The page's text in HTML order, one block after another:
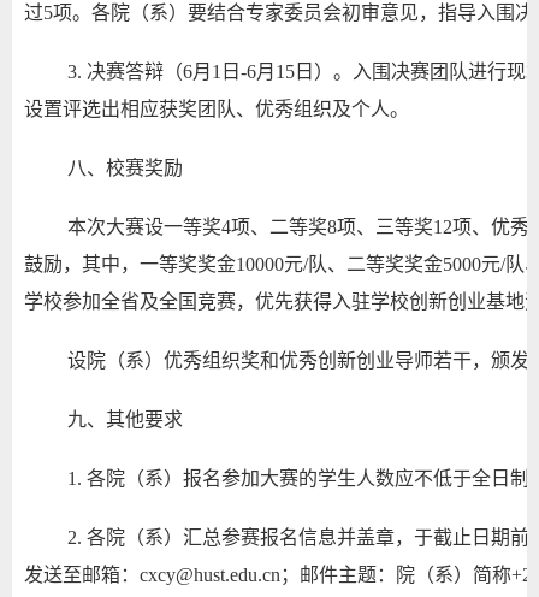
过5项。各院（系）要结合专家委员会初审意见，指导入围
3. 决赛答辩（6月1日-6月15日）。入围决赛团队进行
设置评选出相应获奖团队、优秀组织及个人。
八、校赛奖励
本次大赛设一等奖4项、二等奖8项、三等奖12项、优
鼓励，其中，一等奖奖金10000元/队、二等奖奖金5000元/队
学校参加全省及全国竞赛，优先获得入驻学校创新创业基地
设院（系）优秀组织奖和优秀创新创业导师若干，颁发
九、其他要求
1. 各院（系）报名参加大赛的学生人数应不低于全日制
2. 各院（系）汇总参赛报名信息并盖章，于截止日期
发送至邮箱： cxcy@hust.edu.cn ；邮件主题：院（系）简称